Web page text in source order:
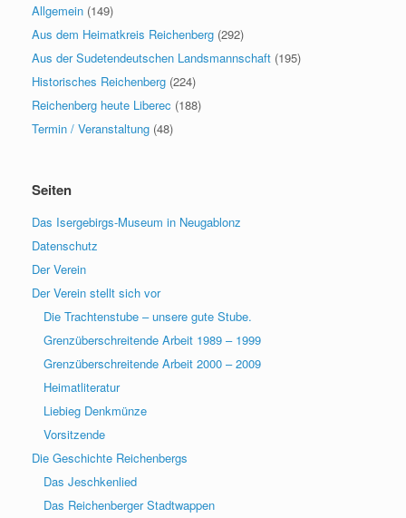
Allgemein (149)
Aus dem Heimatkreis Reichenberg (292)
Aus der Sudetendeutschen Landsmannschaft (195)
Historisches Reichenberg (224)
Reichenberg heute Liberec (188)
Termin / Veranstaltung (48)
Seiten
Das Isergebirgs-Museum in Neugablonz
Datenschutz
Der Verein
Der Verein stellt sich vor
Die Trachtenstube – unsere gute Stube.
Grenzüberschreitende Arbeit 1989 – 1999
Grenzüberschreitende Arbeit 2000 – 2009
Heimatliteratur
Liebieg Denkmünze
Vorsitzende
Die Geschichte Reichenbergs
Das Jeschkenlied
Das Reichenberger Stadtwappen